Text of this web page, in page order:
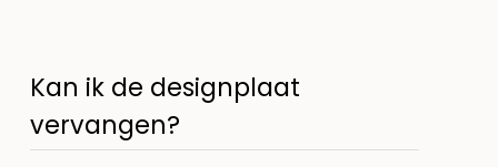
Kan ik de designplaat
vervangen?